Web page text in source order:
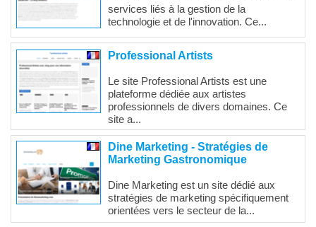
services liés à la gestion de la
technologie et de l'innovation. Ce...
Professional Artists
Le site Professional Artists est une
plateforme dédiée aux artistes
professionnels de divers domaines. Ce
site a...
Dine Marketing - Stratégies de
Marketing Gastronomique
Dine Marketing est un site dédié aux
stratégies de marketing spécifiquement
orientées vers le secteur de la...